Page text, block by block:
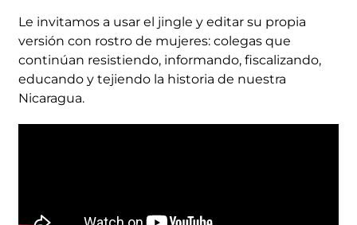
Le invitamos a usar el jingle y editar su propia
versión con rostro de mujeres: colegas que
continúan resistiendo, informando, fiscalizando,
educando y tejiendo la historia de nuestra
Nicaragua.